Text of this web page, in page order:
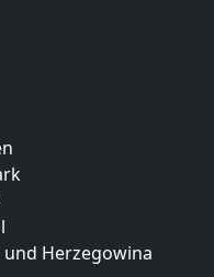
und Herzegowina